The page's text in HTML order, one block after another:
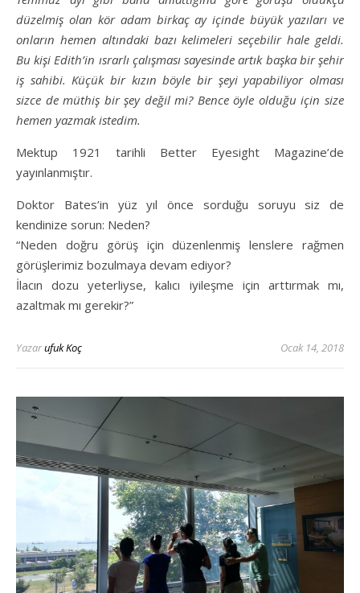
düzelmiş olan kör adam birkaç ay içinde büyük yazıları ve
onların hemen altındaki bazı kelimeleri seçebilir hale geldi.
Bu kişi Edith’in ısrarlı çalışması sayesinde artık başka bir şehir
iş sahibi. Küçük bir kızın böyle bir şeyi yapabiliyor olması
sizce de müthiş bir şey değil mi? Bence öyle olduğu için size
hemen yazmak istedim.
Mektup 1921 tarihli Better Eyesight Magazine’de
yayınlanmıştır.
Doktor Bates’in yüz yıl önce sorduğu soruyu siz de
kendinize sorun: Neden?
“Neden doğru görüş için düzenlenmiş lenslere rağmen
görüşlerimiz bozulmaya devam ediyor?
İlacın dozu yeterliyse, kalıcı iyileşme için arttırmak mı,
azaltmak mı gerekir?”
Yazarufuk Koç Ocak 14, 2018